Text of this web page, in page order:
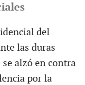
del
las duras
alzó en contra
por la